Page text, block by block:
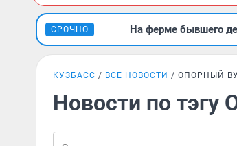
СРОЧНО На ферме бывшего
КУЗБАСС ВСЕ НОВОСТИ ОПОРНЫЙ
Новости по тэгу